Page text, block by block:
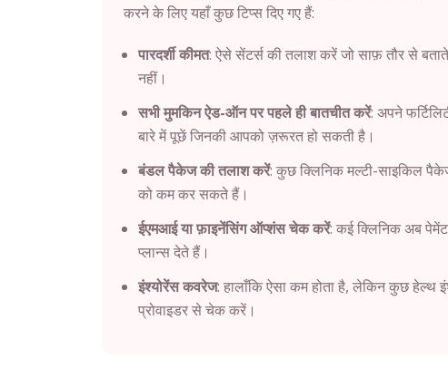
करने के लिए यहाँ कुछ टिप्स दिए गए हैं:
पारदर्शी कीमत: ऐसे सेंटर्स की तलाश करें जो साफ़ तौर से
नहीं।
सभी मुमकिन ऐड-ऑन पर पहले ही बातचीत करें: अपने
बारे में पूछें जिनकी आपको ज़रूरत हो सकती है।
बंडल पैकेज की तलाश करें: कुछ क्लिनिक मल्टी-साइकिल
को कम कर सकते हैं।
ईएमआई या फ़ाइनेंसिंग ऑप्शंस चेक करें: कई क्लिनिक अब
प्लान्स देते हैं।
इंश्योरेंस कवरेज: हालाँकि ऐसा कम होता है, लेकिन कुछ हेल्थ
प्रोवाइडर से चेक करें।